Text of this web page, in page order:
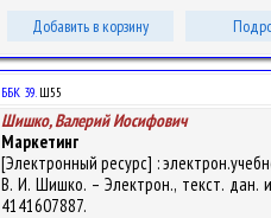
Добавить в корзину
ББК 39.Ш55
Шишко, Валерий Иосифович
Маркетинг
[Электронный ресурс] :
В. И. Шишко. – Электрон., текст. дан.
4141607887.